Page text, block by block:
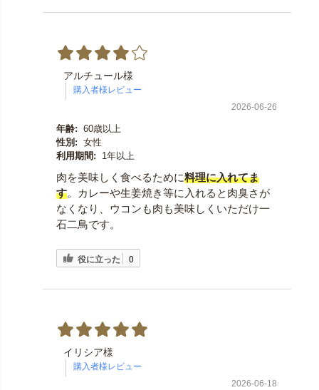
アルチュール様
2026-06-26
年齢: 60歳以上
性別: 女性
利用期間:
1年以上
肉を美味しく食べるために料理に入れてま
す。カレーや生姜焼き等に入れると肉臭さが
なくなり、ウコンも肉も美味しくいただけ一
石二鳥です。
役に立った 0
イリシア様
2026-06-18